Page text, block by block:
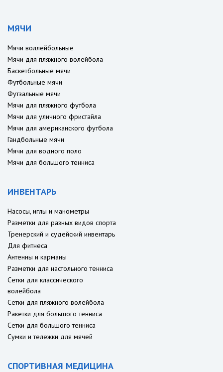
МЯЧИ
Мячи воллейбольные
Мячи для пляжного волейбола
Баскетбольные мячи
Футбольные мячи
Футзальные мячи
Мячи для пляжного футбола
Мячи для уличного фристайла
Мячи для американского футбола
Гандбольные мячи
Мячи для водного поло
Мячи для большого тенниса
ИНВЕНТАРЬ
Насосы, иглы и манометры
Разметки для разных видов спорта
Тренерский и судейский инвентарь
Для фитнеса
Антенны и карманы
Разметки для настольного тенниса
Сетки для классического
волейбола
Сетки для пляжного волейбола
Ракетки для большого тенниса
Сетки для большого тенниса
Сумки и тележки для мячей
СПОРТИВНАЯ МЕДИЦИНА